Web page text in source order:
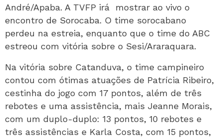
André/Apaba. A TVFP irá
mostrar ao vivo o
encontro de Sorocaba. O time sorocabano
perdeu na estreia, enquanto que o time do ABC
estreou com vitória sobre o Sesi/Araraquara.
Na vitória sobre Catanduva, o time campineiro
contou com ótimas atuações de Patrícia Ribeiro,
cestinha do jogo com 17 pontos, além de três
rebotes e uma assistência, mais Jeanne Morais,
com um duplo-duplo: 13 pontos, 10 rebotes e
três assistências e Karla Costa, com 15 pontos,